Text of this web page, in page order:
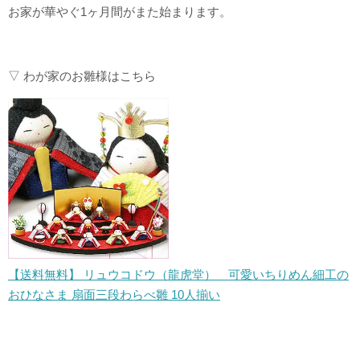
お家が華やぐ1ヶ月間がまた始まります。
▽ わが家のお雛様はこちら
【送料無料】 リュウコドウ（龍虎堂） 可愛いちりめん細工の
おひなさま 扇面三段わらべ雛 10人揃い